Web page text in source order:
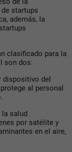
startups
además, la
clasificado para la
son dos:
dispositivo del
al personal
la salud
por satélite y
en el aire,